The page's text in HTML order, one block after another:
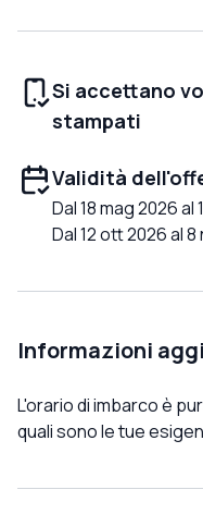
Si accettano
stampati
Validità
Dal 18 mag 2026 al
Dal 12 ott 2026 al
Informazioni
L'orario di imbarco è
quali sono le tue